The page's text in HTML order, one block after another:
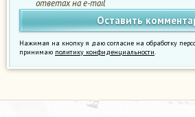
ответах на e-mail
Нажимая на кнопку я даю согласие на обработку
принимаю политику конфиденциальности.